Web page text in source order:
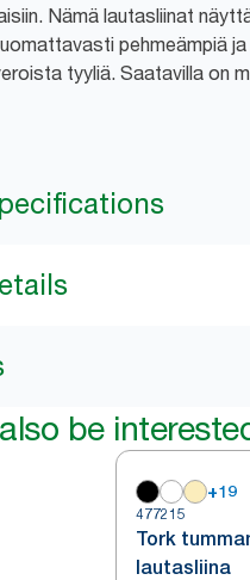
Nämä lautasliinat
pehmeämpiä
tyyliä. Saatavilla on
be
+19
477215
Tork
lautasliina